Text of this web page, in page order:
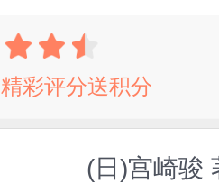
精彩评分送积分
(日)宫崎骏